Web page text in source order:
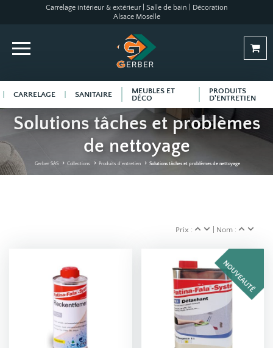
Carrelage intérieur & extérieur | Salle de bain | Décoration
Alsace Moselle
CARRELAGE SANITAIRE
MEUBLES ET
DÉCO
PRODUITS
D'ENTRETIEN
Solutions tâches et problèmes
de nettoyage
Gerber SAS Collections Produits d'entretien Solutions tâches et problèmes de nettoyage
Prix : | Nom :